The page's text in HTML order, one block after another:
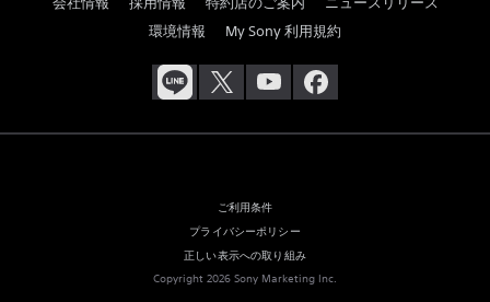
環境情報
My Sony 利用規約
ご利用条件
プライバシーポリシー
正しい表示への取り組み
Copyright 2026 Sony Marketing Inc.